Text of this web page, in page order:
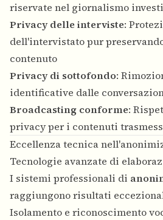
riservate nel giornalismo
Privacy delle interviste:
dell'intervistato pur
contenuto
Privacy di sottofondo:
identificative dalle
Broadcasting conforme:
privacy per i contenuti
Eccellenza tecnica
Tecnologie avanzate di
I sistemi professionali di
raggiungono risultati
Isolamento e riconoscimento